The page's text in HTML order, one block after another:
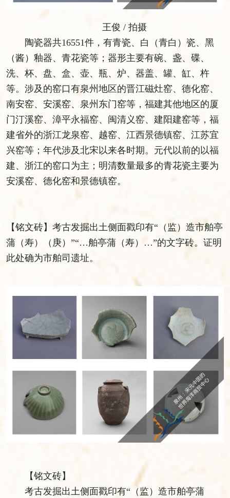
王俊 / 拍摄
陶瓷器共16551件，有青瓷、白（青白）瓷、黑
（酱）釉器、青花瓷等；器形主要有碗、盏、碟、
洗、杯、盘、盒、壶、瓶、炉、器盖、罐、缸、杵
等。涉及的窑口有泉州地区的晋江磁灶窑、德化窑、
南安窑、安溪窑、泉州东门窑等，福建其他地区的厦
门汀溪窑、漳平永福窑、闽清义窑、建阳建窑等，福
建省外的浙江龙泉窑、越窑、江西景德镇窑、江苏宜
兴窑等；年代涉及北宋以来各时期。元代以前的以福
建、浙江的窑口为主；明清数量最多的青花瓷主要为
安溪窑、德化窑和景德镇窑。
【铭文砖】考古发掘出土侧面戳印有“（监）造市舶亭
蒲（寿）（庚）”“…舶亭蒲（寿）…”的文字砖。证明
此处确为市舶司遗址。
【铭文砖】
考古发掘出土侧面戳印有“（监）造市舶亭蒲